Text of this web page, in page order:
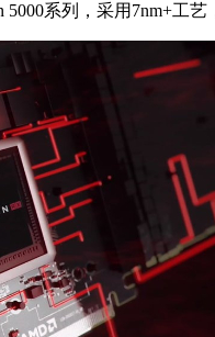
系列，采用7nm+工艺